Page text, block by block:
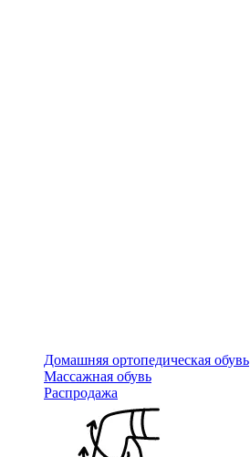
Домашняя ортопедическая обувь
Массажная обувь
Распродажа